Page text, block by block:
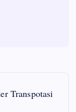
Transpotasi